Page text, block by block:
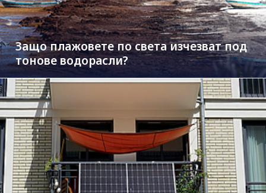
Защо плажовете по света изчезват под
тонове водорасли?